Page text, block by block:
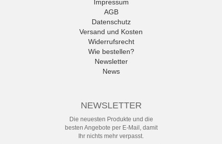
Impressum
AGB
Datenschutz
Versand und Kosten
Widerrufsrecht
Wie bestellen?
Newsletter
News
NEWSLETTER
Die neuesten Produkte und die
besten Angebote per E-Mail, damit
Ihr nichts mehr verpasst.